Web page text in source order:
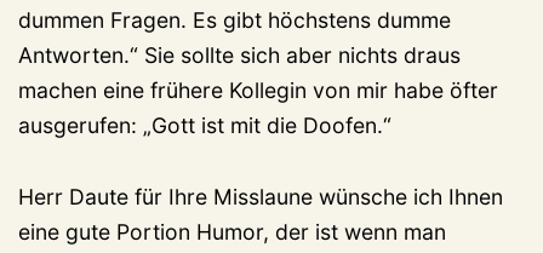
dummen Fragen. Es gibt höchstens dumme
Antworten.“ Sie sollte sich aber nichts draus
machen eine frühere Kollegin von mir habe öfter
ausgerufen: „Gott ist mit die Doofen.“
Herr Daute für Ihre Misslaune wünsche ich Ihnen
eine gute Portion Humor, der ist wenn man